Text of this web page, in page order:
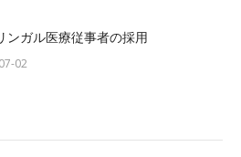
ンガル医療従事者の採用
02